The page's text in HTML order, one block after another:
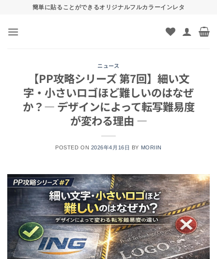
content
簡単に貼ることができるオリジナルフルカラーインレタ
ニュース
【PP攻略シリーズ 第7回】細い文
字・小さいロゴほど難しいのはなぜ
か？― デザインによって転写難易度
が変わる理由 ―
POSTED ON 2026年4月16日 BY MORIIN